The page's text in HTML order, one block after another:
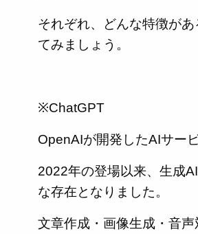
それぞれ、どんな特徴が
てみましょう。
※ChatGPT
OpenAIが開発したAIサービ
2022年の登場以来、生成
な存在となりました。
文章作成・画像生成・音声